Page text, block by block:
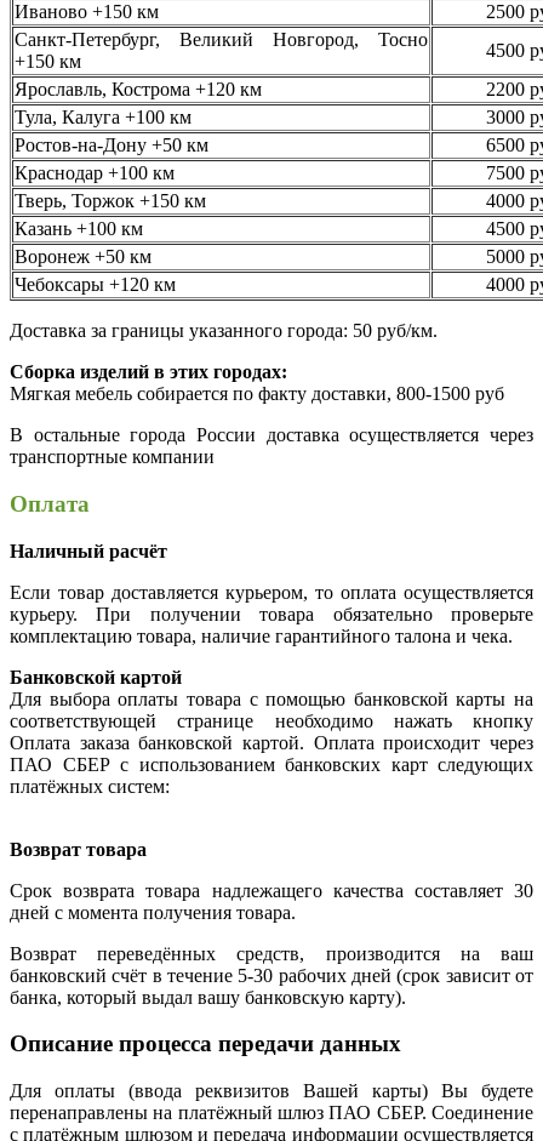
Иваново +150 км
2500
Санкт-Петербург, Великий Новгород, Тосно
+150 км
4500
Ярославль, Кострома +120 км
2200
Тула, Калуга +100 км
3000
Ростов-на-Дону +50 км
6500
Краснодар +100 км
7500
Тверь, Торжок +150 км
4000
Казань +100 км
4500
Воронеж +50 км
5000
Чебоксары +120 км
4000
Доставка за границы указанного города: 50 руб/км.
Сборка изделий в этих городах:
Мягкая мебель собирается по факту доставки, 800-1500 руб
В остальные города России доставка осуществляется через
транспортные компании
Оплата
Наличный расчёт
Если товар доставляется курьером, то оплата осуществляется
курьеру. При получении товара обязательно проверьте
комплектацию товара, наличие гарантийного талона и чека.
Банковской картой
Для выбора оплаты товара с помощью банковской карты на
соответствующей странице необходимо нажать кнопку
Оплата заказа банковской картой. Оплата происходит через
ПАО СБЕР с использованием банковских карт следующих
платёжных систем:
Возврат товара
Срок возврата товара надлежащего качества составляет 30
дней с момента получения товара.
Возврат переведённых средств, производится на ваш
банковский счёт в течение 5-30 рабочих дней (срок зависит от
банка, который выдал вашу банковскую карту).
Описание процесса передачи данных
Для оплаты (ввода реквизитов Вашей карты) Вы будете
перенаправлены на платёжный шлюз ПАО СБЕР. Соединение
с платёжным шлюзом и передача информации осуществляется